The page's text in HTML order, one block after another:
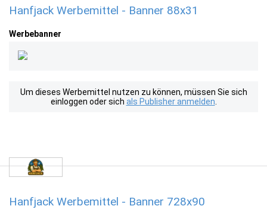
Hanfjack Werbemittel - Banner 88x31
Werbebanner
Um dieses Werbemittel nutzen zu können, müssen Sie sich
einloggen oder sich als Publisher anmelden
Hanfjack Werbemittel - Banner 728x90